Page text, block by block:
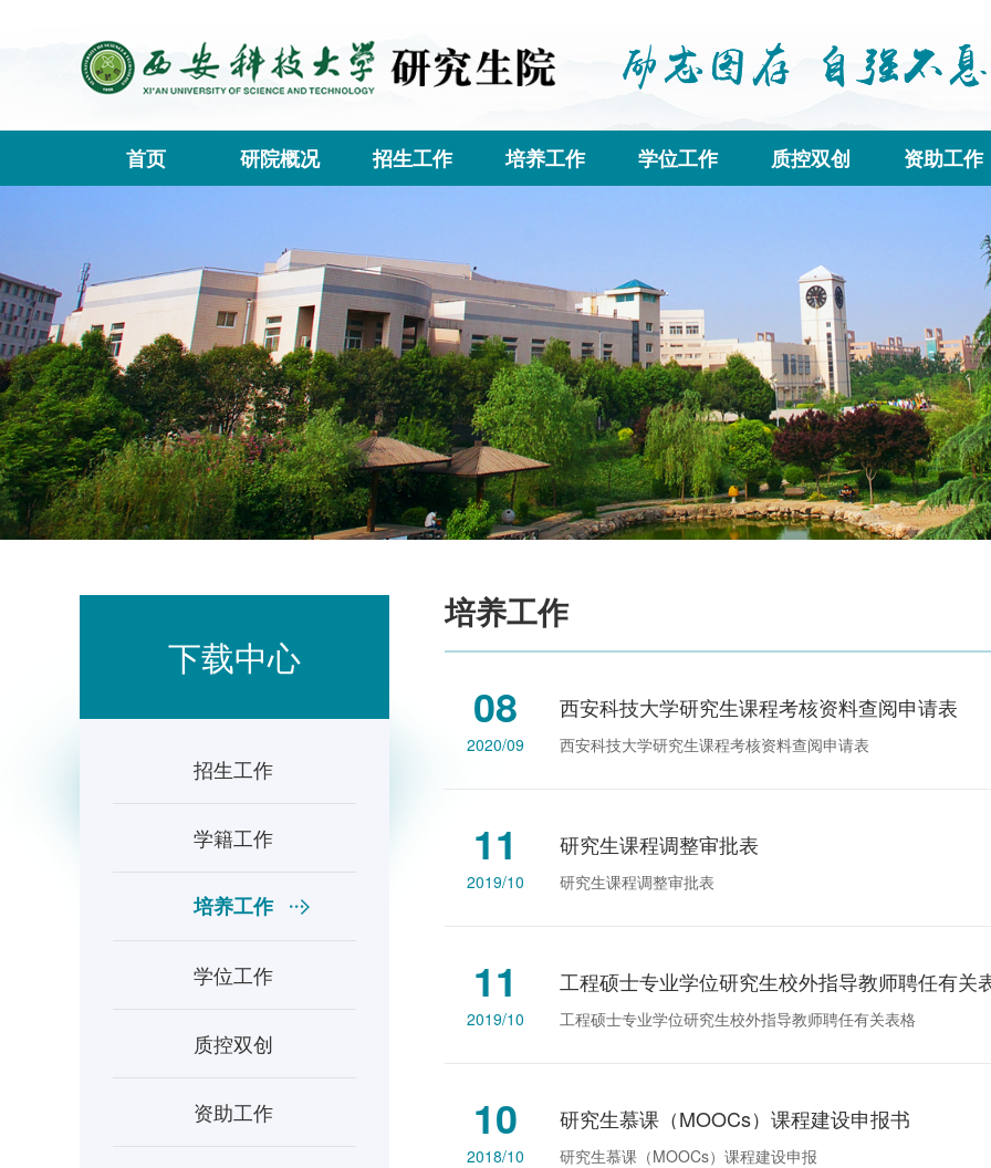
首页 研院概况 招生工作 培养工作 学位工作 质控双创 资助工作
下载中心
招生工作
学籍工作
培养工作
学位工作
质控双创
资助工作
培养工作
08
2020/09
西安科技大学研究生课程考核资料查阅申请表
西安科技大学研究生课程考核资料查阅申请表
11
2019/10
研究生课程调整审批表
研究生课程调整审批表
11
2019/10
工程硕士专业学位研究生校外指导教师聘任有关
工程硕士专业学位研究生校外指导教师聘任有关表格
10
2018/10
研究生慕课（MOOCs）课程建设申报书
研究生慕课（MOOCs）课程建设申报